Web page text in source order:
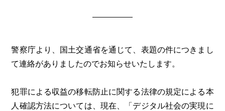
警察庁より、国土交通省を通じて、表題の件につきまし
て連絡がありましたのでお知らせいたします。
犯罪による収益の移転防止に関する法律の規定による本
人確認方法については、現在、「デジタル社会の実現に